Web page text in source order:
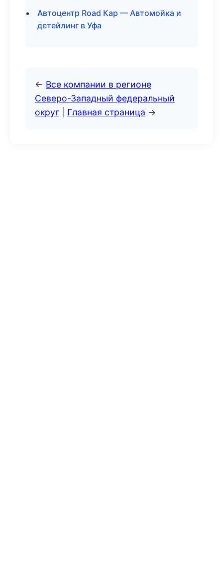
Автоцентр Road Кар — Автомойка и
детейлинг в Уфа
← Все компании в регионе
Северо-Западный федеральный
округ
Главная страница →